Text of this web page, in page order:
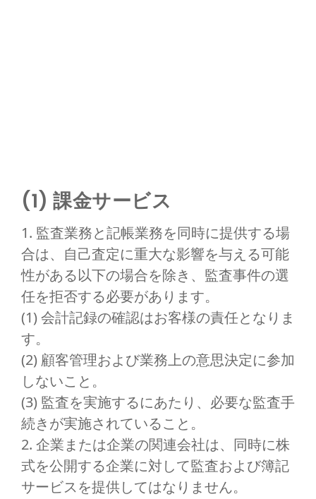
(1) 課金サービス
1. 監査業務と記帳業務を同時に提供する場
合は、自己査定に重大な影響を与える可能
性がある以下の場合を除き、監査事件の選
任を拒否する必要があります。
(1) 会計記録の確認はお客様の責任となりま
す。
(2) 顧客管理および業務上の意思決定に参加
しないこと。
(3) 監査を実施するにあたり、必要な監査手
続きが実施されていること。
2. 企業または企業の関連会社は、同時に株
式を公開する企業に対して監査および簿記
サービスを提供してはなりません。